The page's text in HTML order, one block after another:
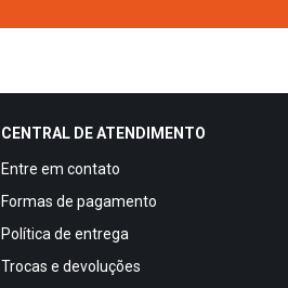
CENTRAL DE ATENDIMENTO
Entre em contato
Formas de pagamento
Política de entrega
Trocas e devoluções